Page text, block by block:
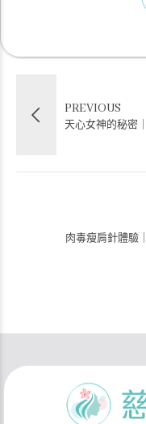
PREVIOUS
天心女神的秘密
肉毒瘦肩針體驗